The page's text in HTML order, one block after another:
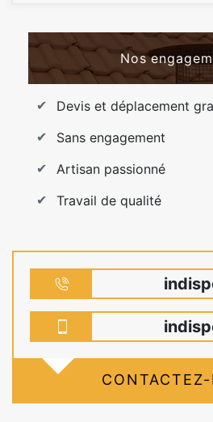
Nos
Devis et déplacement
Sans engagement
Artisan passionné
Travail de qualité